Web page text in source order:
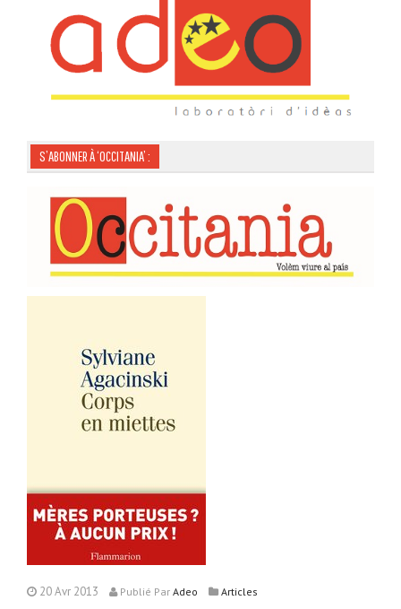
S’ABONNER À ‘OCCITANIA’ :
20 Avr 2013 Publié Par Adeo Articles